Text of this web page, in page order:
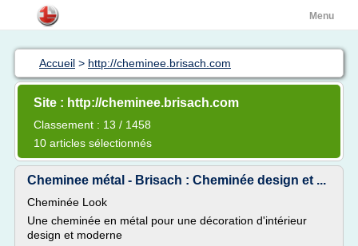
Menu
Accueil > http://cheminee.brisach.com
Site : http://cheminee.brisach.com
Classement : 13 / 1458
10 articles sélectionnés
Cheminee métal - Brisach : Cheminée design et ...
Cheminée Look
Une cheminée en métal pour une décoration d'intérieur
design et moderne